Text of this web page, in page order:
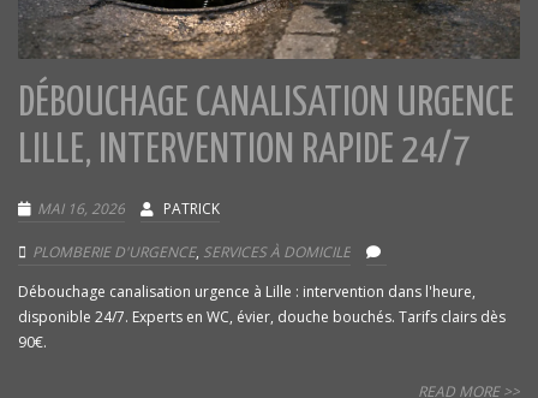
DÉBOUCHAGE CANALISATION URGENCE
LILLE, INTERVENTION RAPIDE 24/7
MAI 16, 2026 PATRICK
PLOMBERIE D'URGENCE, SERVICES À DOMICILE
Débouchage canalisation urgence à Lille : intervention dans l'heure,
disponible 24/7. Experts en WC, évier, douche bouchés. Tarifs clairs dès
90€.
READ MORE >>